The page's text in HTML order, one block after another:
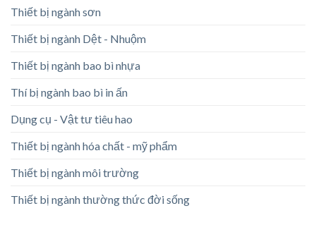
Thiết bị ngành sơn
Thiết bị ngành Dệt - Nhuộm
Thiết bị ngành bao bì nhựa
Thí bị ngành bao bì in ấn
Dụng cụ - Vật tư tiêu hao
Thiết bị ngành hóa chất - mỹ phẩm
Thiết bị ngành môi trường
Thiết bị ngành thường thức đời sống